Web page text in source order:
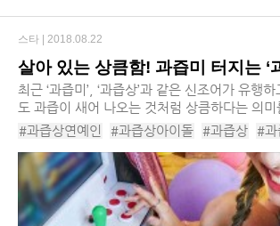
살아 있는 상큼함! 과즙미 터지는 ‘
최근 ‘과즙미’, ‘과즙상’과 같은 신조어가 유행
도 과즙이 새어 나오는 것처럼 상큼하다는 의
히 여자 연예인을 두고 ‘과즙미 터진다’고 하는
#과즙상연예인 #과즙상아이돌 #과즙상 #과
#과즙미아이돌 #레드벨벳 #조이 #구하라
스타 | 2018.08.22